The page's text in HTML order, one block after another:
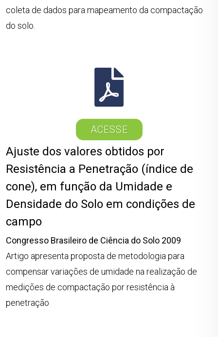
coleta de dados para mapeamento da compactação
do solo.
ACESSE
Ajuste dos valores obtidos por
Resistência a Penetração (índice de
cone), em função da Umidade e
Densidade do Solo em condições de
campo
Congresso Brasileiro de Ciência do Solo 2009
Artigo apresenta proposta de metodologia para
compensar variações de umidade na realização de
medições de compactação por resistência à
penetração